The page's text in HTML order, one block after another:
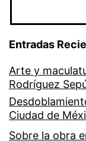
Entradas
Arte y
Rodríguez
Ciudad de
Sobre la obra